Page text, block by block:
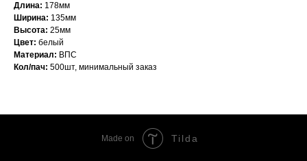
Длина: 178мм
Ширина: 135мм
Высота: 25мм
Цвет: белый
Материал: ВПС
Кол/пач: 500шт, минимальный заказ
Made on Tilda